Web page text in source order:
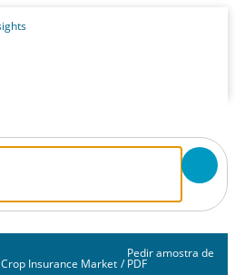
Crop Insurance Market /
Pedir amostra de
PDF